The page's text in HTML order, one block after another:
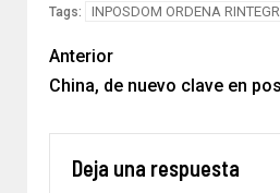
Tags: INPOSDOM ORDENA
Anterior
China, de nuevo clave en
Deja una respuesta